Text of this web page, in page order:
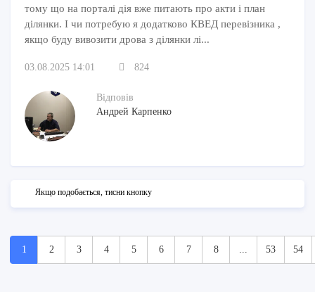
тому що на порталі дія вже питають про акти і план
ділянки. І чи потребую я додатково КВЕД перевізника ,
якщо буду вивозити дрова з ділянки лі...
03.08.2025 14:01 824
Відповів
Андрей Карпенко
Якщо подобається, тисни кнопку
1 2 3 4 5 6 7 8 53 54